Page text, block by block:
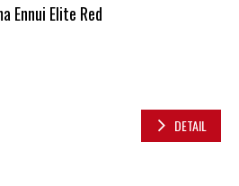
Ennui Elite Red
DETAIL